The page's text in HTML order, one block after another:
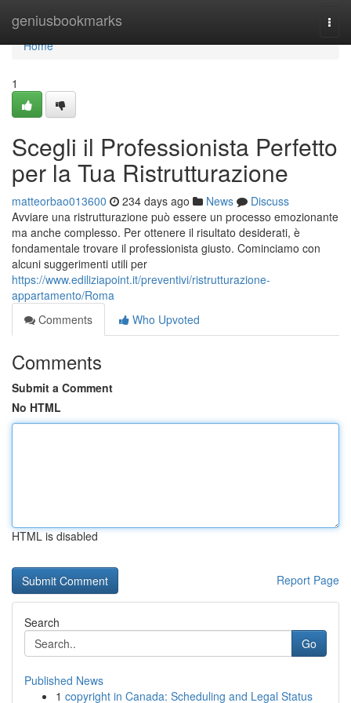
geniusbookmarks
Home
Home
1
Scegli il Professionista Perfetto
per la Tua Ristrutturazione
matteorbao013600 234 days ago News
Discuss
Avviare una ristrutturazione può essere un processo emozionante
ma anche complesso. Per ottenere il risultato desiderati, è
fondamentale trovare il professionista giusto. Cominciamo con
alcuni suggerimenti utili per
https://www.ediliziapoint.it/preventivi/ristrutturazione-
appartamento/Roma
Comments
Who Upvoted
Comments
Submit a Comment
No HTML
HTML is disabled
Report Page
Search
Go
Published News
1 copyright in Canada: Scheduling and Legal Status